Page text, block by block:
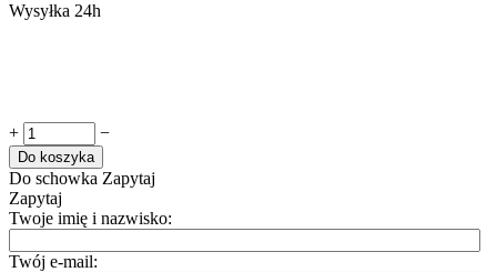
Wysyłka 24h
+ −
Do koszyka
Do schowka Zapytaj
Zapytaj
Twoje imię i nazwisko:
Twój e-mail: